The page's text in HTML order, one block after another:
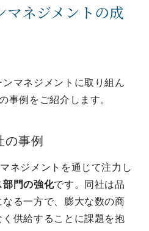
マネジメントの成
マネジメントに取り組ん
事例をご紹介します。
の事例
ネジメントを通じて注力し
部門の強化です。同社は品
る一方で、膨大な数の商
供給することに課題を抱